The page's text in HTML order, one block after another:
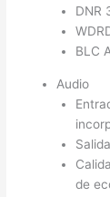
DNR
BLC
Audio
de